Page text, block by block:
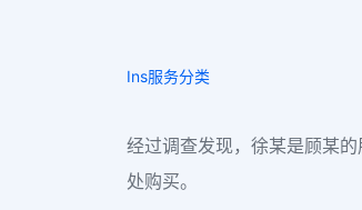
Ins服务分类
经过调查发现，徐某是顾某
处购买。